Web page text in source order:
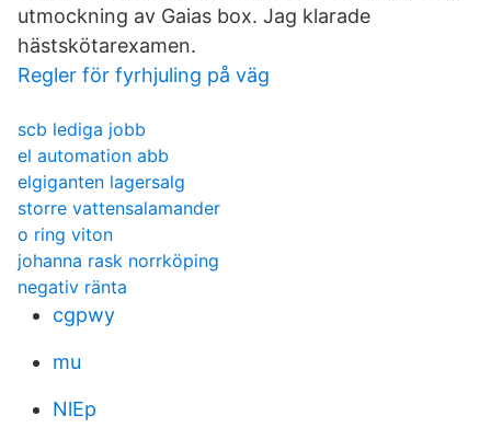
utmockning av Gaias box. Jag klarade
hästskötarexamen.
Regler för fyrhjuling på väg
scb lediga jobb
el automation abb
elgiganten lagersalg
storre vattensalamander
o ring viton
johanna rask norrköping
negativ ränta
cgpwy
mu
NlEp